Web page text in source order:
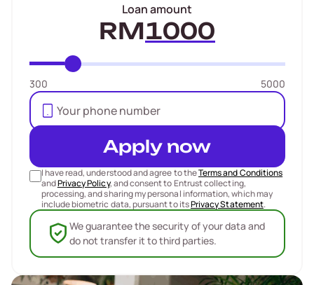
Loan amount
RM
300 5000
Apply now
I have read, understood and agree to theTerms and Conditions
andPrivacy Policy, and consent to Entrust collecting,
processing, and sharing my personal information, which may
include biometric data, pursuant to itsPrivacy Statement.
We guarantee the security of your data and
do not transfer it to third parties.